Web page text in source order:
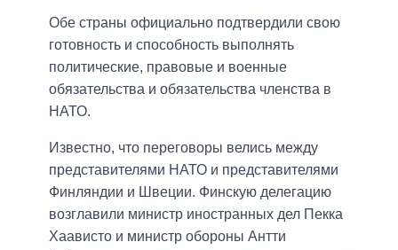
Обе страны официально подтвердили свою
готовность и способность выполнять
политические, правовые и военные
обязательства и обязательства членства в
НАТО.
Известно, что переговоры велись между
представителями НАТО и представителями
Финляндии и Швеции. Финскую делегацию
возглавили министр иностранных дел Пекка
Хаависто и министр обороны Антти